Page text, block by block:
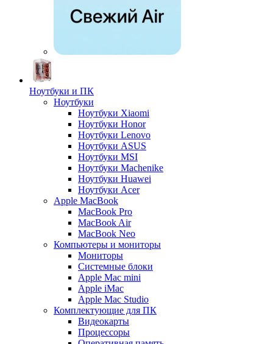
Ноутбуки и ПК
Ноутбуки
Ноутбуки Xiaomi
Ноутбуки Honor
Ноутбуки Lenovo
Ноутбуки ASUS
Ноутбуки MSI
Ноутбуки Machenike
Ноутбуки Huawei
Ноутбуки Acer
Apple MacBook
MacBook Pro
MacBook Air
MacBook Neo
Компьютеры и мониторы
Мониторы
Системные блоки
Apple Mac mini
Apple iMac
Apple Mac Studio
Комплектующие для ПК
Видеокарты
Процессоры